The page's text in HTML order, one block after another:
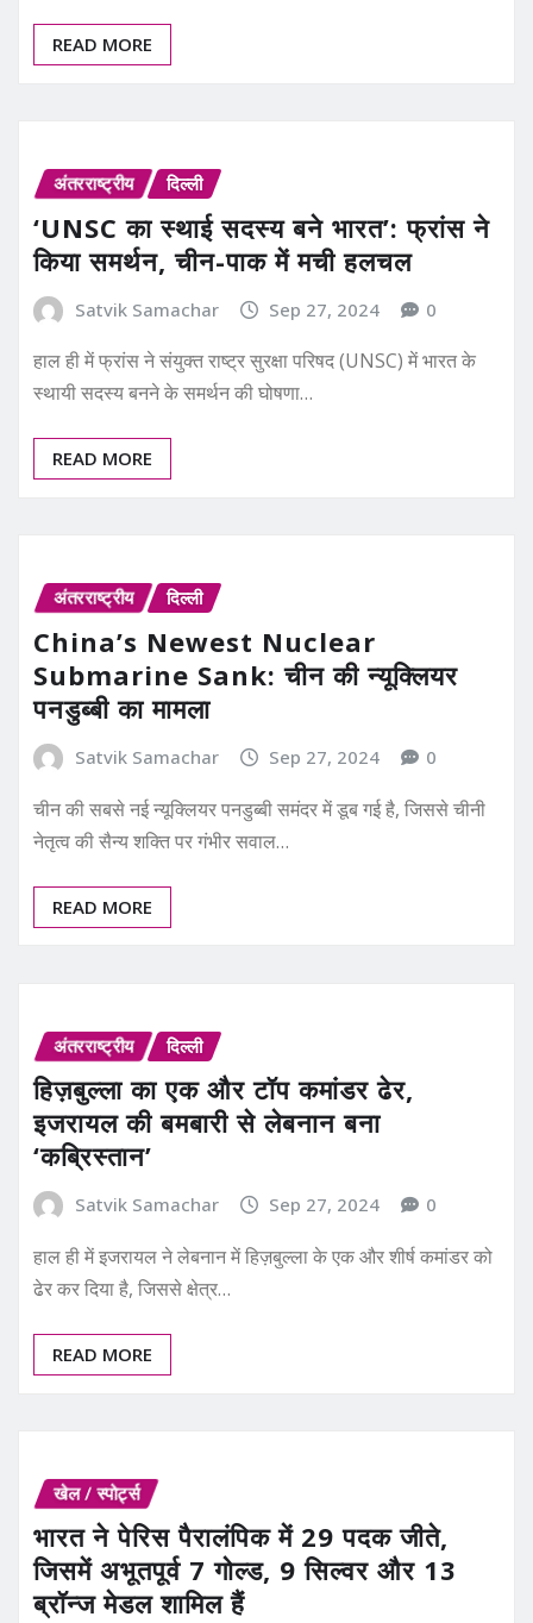
READ MORE
अंतरराष्ट्रीय दिल्ली
‘UNSC का स्थाई सदस्य बने भारत’: फ्रांस ने
किया समर्थन, चीन-पाक में मची हलचल
Satvik Samachar Sep 27, 2024 0
हाल ही में फ्रांस ने संयुक्त राष्ट्र सुरक्षा परिषद (UNSC) में भारत के
स्थायी सदस्य बनने के समर्थन की घोषणा…
READ MORE
अंतरराष्ट्रीय दिल्ली
China’s Newest Nuclear
Submarine Sank: चीन की न्यूक्लियर
पनडुब्बी का मामला
Satvik Samachar Sep 27, 2024 0
चीन की सबसे नई न्यूक्लियर पनडुब्बी समंदर में डूब गई है, जिससे चीनी
नेतृत्व की सैन्य शक्ति पर गंभीर सवाल…
READ MORE
अंतरराष्ट्रीय दिल्ली
हिज़बुल्ला का एक और टॉप कमांडर ढेर,
इजरायल की बमबारी से लेबनान बना
‘कब्रिस्तान’
Satvik Samachar Sep 27, 2024 0
हाल ही में इजरायल ने लेबनान में हिज़बुल्ला के एक और शीर्ष कमांडर को
ढेर कर दिया है, जिससे क्षेत्र…
READ MORE
खेल / स्पोर्ट्स
भारत ने पेरिस पैरालंपिक में 29 पदक जीते,
जिसमें अभूतपूर्व 7 गोल्ड, 9 सिल्वर और 13
ब्रॉन्ज मेडल शामिल हैं